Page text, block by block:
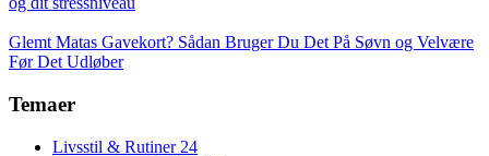
Glemt Matas Gavekort? Sådan Bruger Du Det På Søvn og Velvære
Før Det Udløber
Temaer
Livsstil & Rutiner 24